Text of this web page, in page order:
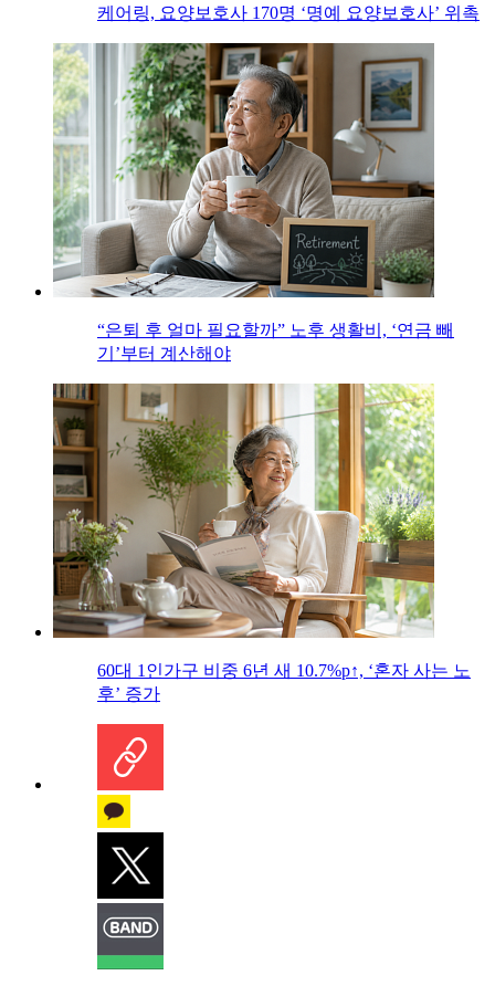
케어링, 요양보호사 170명 ‘명예 요양보호사’ 위촉
“은퇴 후 얼마 필요할까” 노후 생활비, ‘연금 빼
기’부터 계산해야
60대 1인가구 비중 6년 새 10.7%p↑, ‘혼자 사는 노
후’ 증가